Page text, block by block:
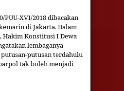
PUU-XVI/2018 dibacakan
di Jakarta. Dalam
Hakim Konstitusi I Dewa
lembaganya
putusan terdahulu
tak boleh menjadi